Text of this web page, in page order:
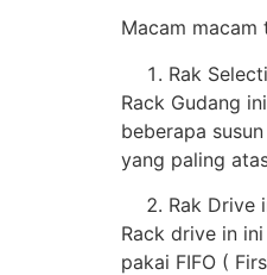
Macam
Rak
Rack Gudang
beberapa
yang paling
Rak Drive
Rack drive in
pakai FIFO (